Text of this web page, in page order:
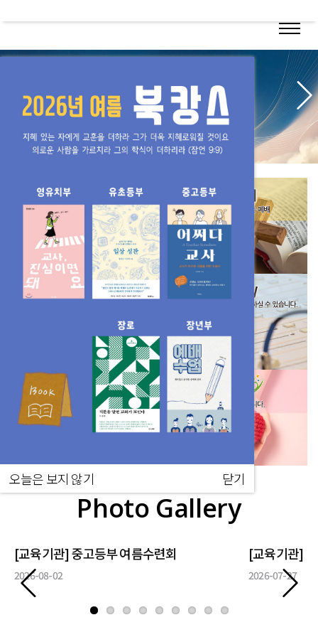
오늘은 보지 않기 닫기
Previous Next
2026-08-02
일상의 예배자
[레위기 11:1-8, 41-45]
Photo Gallery
[교육기관] 중고등부 여름수련회
2026-08-02
[교육기관]
2026-07-27